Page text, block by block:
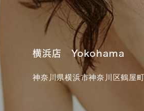
横浜店 Yokohama
神奈川県横浜市神奈川区鶴屋